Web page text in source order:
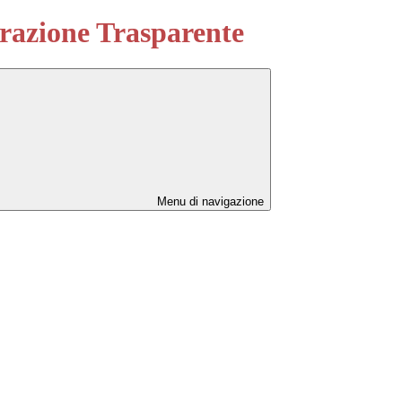
Trasparente
Menu di navigazione